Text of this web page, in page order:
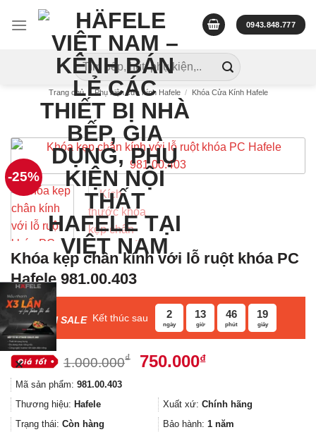
0943.848.777
Tìm
kiếm:
Trang chủ Phụ kiện cửa kính Hafele / Khóa Cửa Kính Hafele
-25%
Khóa kẹp chân kính với lỗ ruột khóa PC
Hafele 981.00.403
F ASH SALE Kết thúc sau 2
ngày
13
giờ
46
phút
19
giây
1.000.000₫
Giá
1.000.000₫.
750.000₫Giá
là:
750.000₫.
Mã sản phẩm: 981.00.403
Thương hiệu: Hafele Xuất xứ: Chính hãng
Trạng thái: Còn hàng Bảo hành: 1 năm
✕